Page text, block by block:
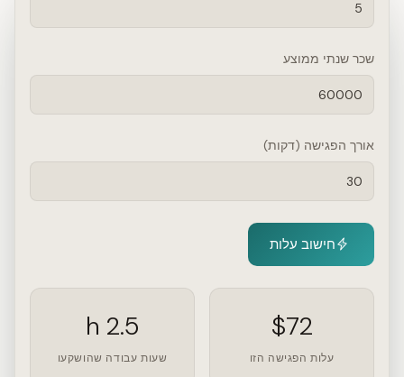
שכר שנתי ממוצע
אורך הפגישה (דקות)
חישוב עלות
$72
עלות הפגישה הזו
2.5 h
שעות עבודה שהושקעו